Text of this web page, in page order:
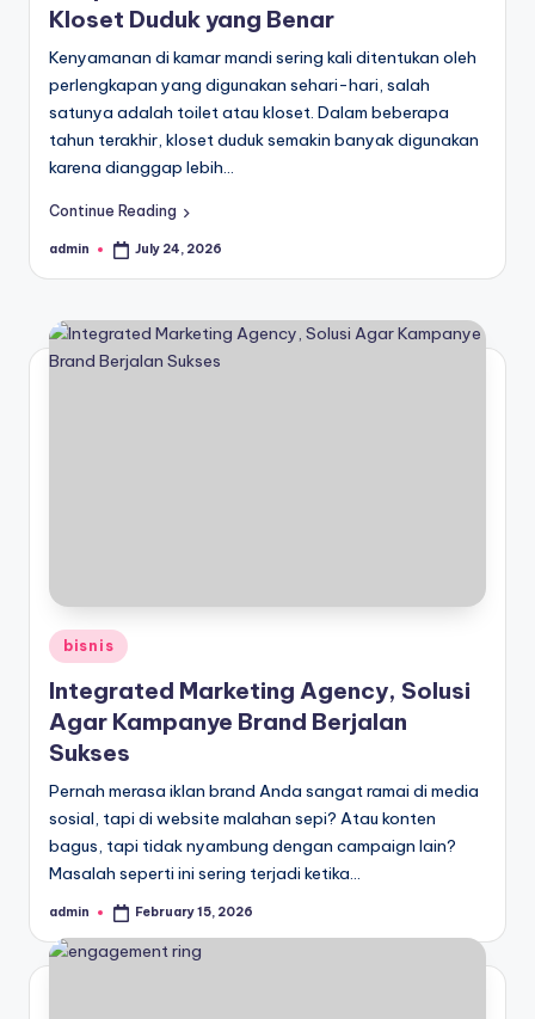
Kloset Duduk yang Benar
Kenyamanan di kamar mandi sering kali ditentukan oleh
perlengkapan yang digunakan sehari-hari, salah
satunya adalah toilet atau kloset. Dalam beberapa
tahun terakhir, kloset duduk semakin banyak digunakan
karena dianggap lebih…
Continue Reading
Posted
admin July 24, 2026
Posted
in
bisnis
Integrated Marketing Agency, Solusi
Agar Kampanye Brand Berjalan
Sukses
Pernah merasa iklan brand Anda sangat ramai di media
sosial, tapi di website malahan sepi? Atau konten
bagus, tapi tidak nyambung dengan campaign lain?
Masalah seperti ini sering terjadi ketika…
Posted
admin February 15, 2026